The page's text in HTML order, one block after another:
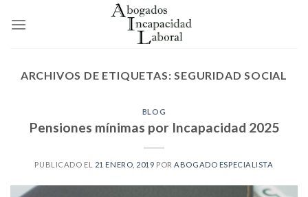
ARCHIVOS DE ETIQUETAS:SEGURIDAD SOCIAL
BLOG
Pensiones mínimas por Incapacidad 2025
PUBLICADO EL 21 ENERO, 2019 POR ABOGADO ESPECIALISTA